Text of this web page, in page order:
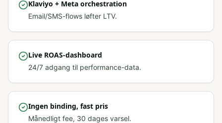
Klaviyo + Meta orchestration
Email/SMS-flows løfter LTV.
Live ROAS-dashboard
24/7 adgang til performance-data.
Ingen binding, fast pris
Månedligt fee, 30 dages varsel.